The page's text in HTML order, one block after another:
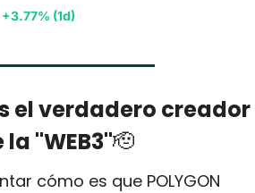
+3.77% (1d)
el verdadero creador
la "WEB3"🫡
cómo es que POLYGON